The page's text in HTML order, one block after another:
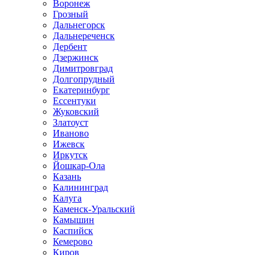
Воронеж
Грозный
Дальнегорск
Дальнереченск
Дербент
Дзержинск
Димитровград
Долгопрудный
Екатеринбург
Ессентуки
Жуковский
Златоуст
Иваново
Ижевск
Иркутск
Йошкар-Ола
Казань
Калининград
Калуга
Каменск-Уральский
Камышин
Каспийск
Кемерово
Киров